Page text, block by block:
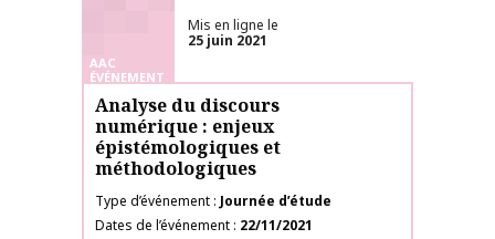
AAC
ÉVÉNEMENT
Mis en ligne le
25 juin 2021
Analyse du discours
numérique : enjeux
épistémologiques et
méthodologiques
Type d’événement Journée d’étude
Dates de l’événement 22/11/2021